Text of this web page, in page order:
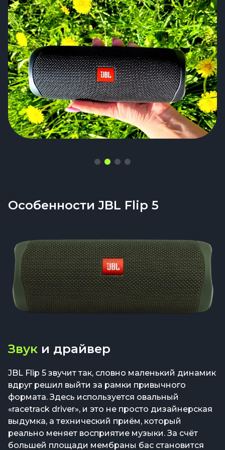
Особенности JBL Flip 5
Звук и драйвер
JBL Flip 5 звучит так, словно маленький динамик
вдруг решил выйти за рамки привычного
формата. Здесь используется овальный
«racetrack driver», и это не просто дизайнерская
выдумка, а технический приём, который
реально меняет восприятие музыки. За счёт
большей площади мембраны бас становится